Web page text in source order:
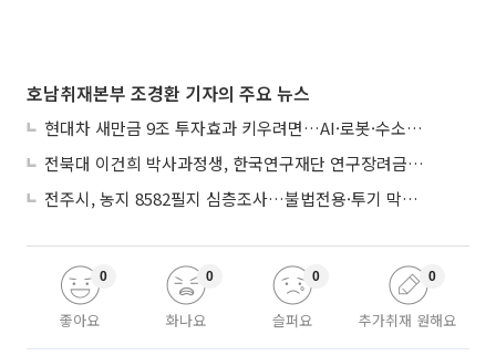
호남취재본부 조경환 기자의 주요 뉴스
현대차 새만금 9조 투자효과 키우려면…AI·로봇·수소 공공기관 집적화 시급
전북대 이건희 박사과정생, 한국연구재단 연구장려금 선정
전주시, 농지 8582필지 심층조사…불법전용·투기 막는다
좋아요
0
화나요
0
슬퍼요
0
추가취재 원해요
0